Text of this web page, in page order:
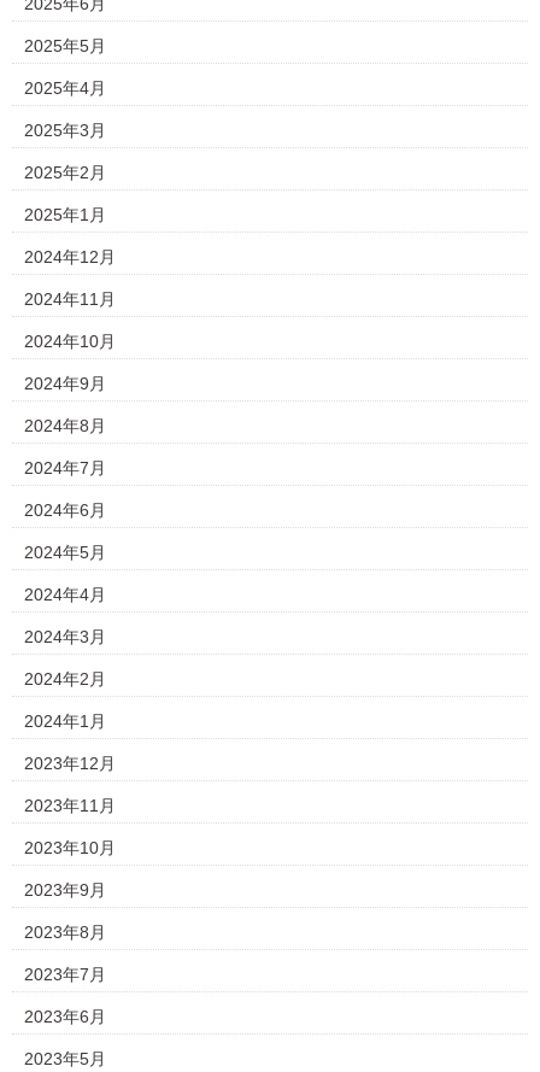
2025年5月
2025年4月
2025年3月
2025年2月
2025年1月
2024年12月
2024年11月
2024年10月
2024年9月
2024年8月
2024年7月
2024年6月
2024年5月
2024年4月
2024年3月
2024年2月
2024年1月
2023年12月
2023年11月
2023年10月
2023年9月
2023年8月
2023年7月
2023年6月
2023年5月